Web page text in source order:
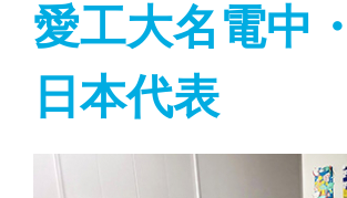
愛工大名電中
日本代表